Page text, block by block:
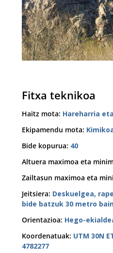
Fitxa teknikoa
Haitz mota: Hareharria
Ekipamendu mota:
Bide kopurua: 40
Altuera maximoa eta
Zailtasun maximoa eta
Jeitsiera: Deskuelgea,
bide batzuk 30 metro
Orientazioa: Hego-
Koordenatuak: UTM 30N
4782277